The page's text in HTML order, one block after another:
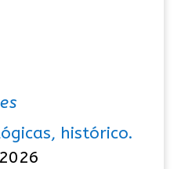
histórico.